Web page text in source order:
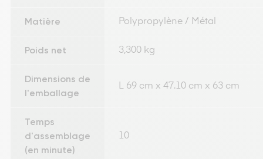
Matière Polypropylène / Métal
Poids net 3,300 kg
Dimensions de
l'emballage
L 69 cm x 47.10 cm x 63 cm
Temps
d'assemblage
(en minute)
10